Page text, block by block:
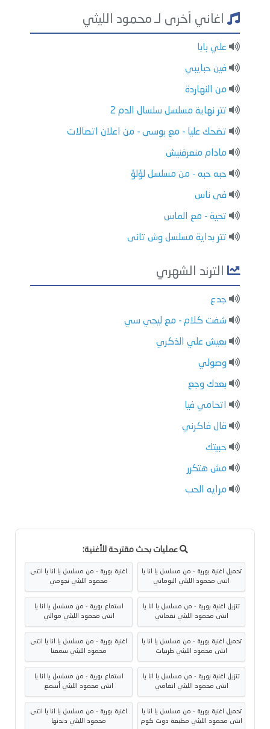
اغاني أخرى لـ محمود الليثي
علي بابا
فين حبايبي
من النهاردة
تتر نهاية مسلسل سلسال الدم 2
تضحك عليا - مع بوسى - من اعلان اتصالات
مادام متعرفنيش
حبه حبه - من مسلسل لؤلؤ
فى ناس
تحية - مع الماس
تتر بداية مسلسل وش تانى
الترند الشهري
جدع
شفت كلام - مع ليجي سي
بعيش علي الذكري
وصولي
بعدك وجع
اتحامي فيا
قال فاكرني
حبيتك
مش هتكرر
مرايه الحب
عمليات بحث مقترحة للأغنية:
تحميل اغنية بورية - من مسلسل يا انا يا
انتى محمود الليثي البوماتي
اغنية بورية - من مسلسل يا انا يا انتى
محمود الليثي نجومي
تنزيل اغنية بورية - من مسلسل يا انا يا
انتى محمود الليثي نغماتي
استماع بورية - من مسلسل يا انا يا
انتى محمود الليثي موالي
تحميل اغنية بورية - من مسلسل يا انا يا
انتى محمود الليثي طربيات
اغنية بورية - من مسلسل يا انا يا انتى
محمود الليثي سمعنا
تنزيل اغنية بورية - من مسلسل يا انا يا
انتى محمود الليثي انغامي
استماع بورية - من مسلسل يا انا يا
انتى محمود الليثي أسمع
تحميل اغنية بورية - من مسلسل يا انا يا
انتى محمود الليثي مطبعة دوت كوم
اغنية بورية - من مسلسل يا انا يا انتى
محمود الليثي دندنها